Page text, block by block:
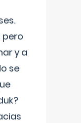
pero
y a
se